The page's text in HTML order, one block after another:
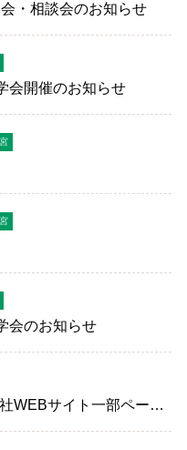
・相談会のお知らせ
会開催のお知らせ
会のお知らせ
WEBサイト一部ページ